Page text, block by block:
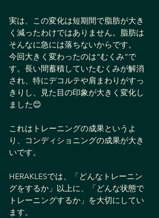
実は、この変化は短期間で脂肪が大き
く減ったわけではありません。脂肪は
そんなに急には落ちないからです。
今回大きく変わったのは“むくみ”で
す。長い間蓄積していたむくみが解消
され、特にデコルテや肩まわりがすっ
きりし、見た目の印象が大きく変化し
ました😊
これはトレーニングの成果というよ
り、コンディショニングの成果が大き
いです。
HERAKLESでは、「どんなトレーニン
グをするか」以上に、「どんな状態で
トレーニングするか」を大切にしてい
ます。